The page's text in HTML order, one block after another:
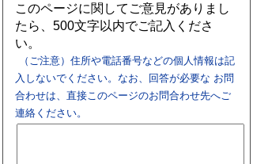
このページに関してご意見がありまし
たら、500文字以内でご記入くださ
い。
（ご注意）住所や電話番号などの個人情報は記
入しないでください。なお、回答が必要な お問
合わせは、直接このページのお問合わせ先へご
連絡ください。